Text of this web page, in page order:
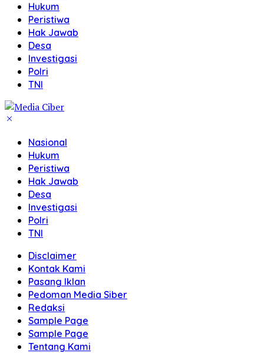
Hukum
Peristiwa
Hak Jawab
Desa
Investigasi
Polri
TNI
Nasional
Hukum
Peristiwa
Hak Jawab
Desa
Investigasi
Polri
TNI
Disclaimer
Kontak Kami
Pasang Iklan
Pedoman Media Siber
Redaksi
Sample Page
Sample Page
Tentang Kami